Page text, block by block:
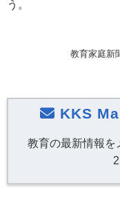
う。
教育家庭新
KKS
教育の最新情報を